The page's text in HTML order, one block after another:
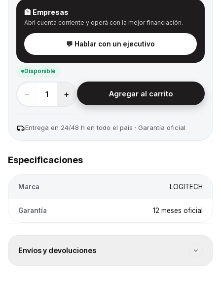
🏦 Empresas
Abrí cuenta corriente y operá con la mejor financiación.
💬 Hablar con un ejecutivo
Disponible
− 1 + Agregar al carrito
Entrega en 24/48 h en todo el país · Garantía oficial
Especificaciones
Marca LOGITECH
Garantía 12 meses oficial
Envíos y devoluciones